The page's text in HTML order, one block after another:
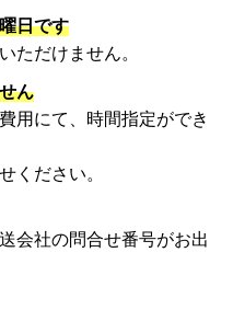
日です
ただけません。
ん
用にて、時間指定ができ
ください。
会社の問合せ番号がお出